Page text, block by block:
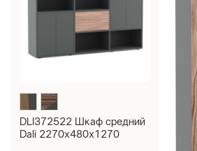
DLI372522 Шкаф средний
Dali 2270x480x1270